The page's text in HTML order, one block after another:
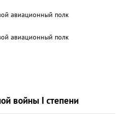
авиационный полк
авиационный полк
войны I степени